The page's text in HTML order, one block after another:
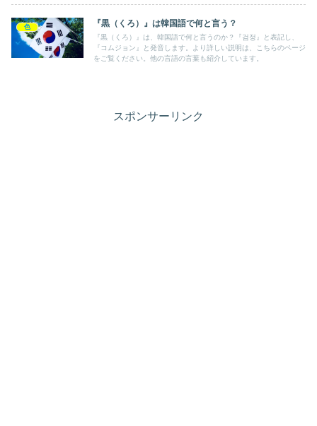
色 『黒（くろ）』は韓国語で何と言う？
『黒（くろ）』は、韓国語で何と言うのか？『검정』と表記し、
『コムジョン』と発音します。より詳しい説明は、こちらのページ
をご覧ください。他の言語の言葉も紹介しています。
スポンサーリンク